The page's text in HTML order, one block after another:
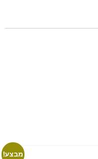
מבצע!